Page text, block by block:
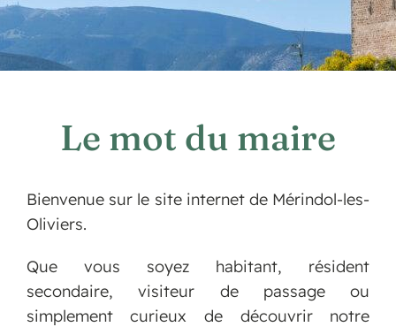
Le mot du maire
Bienvenue sur le site internet de Mérindol-les-
Oliviers.
Que vous soyez habitant, résident
secondaire, visiteur de passage ou
simplement curieux de découvrir notre